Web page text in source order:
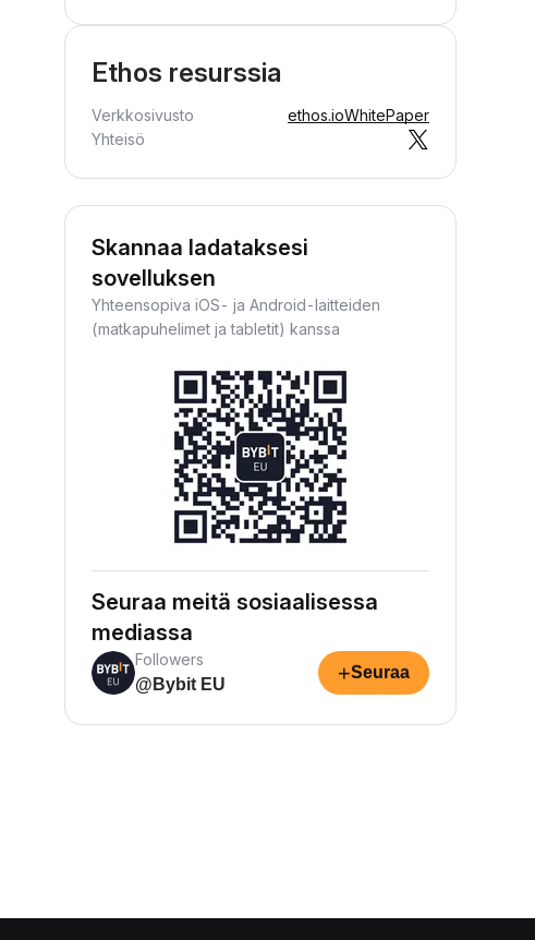
Ethos resurssia
Verkkosivusto ethos.ioWhitePaper
Yhteisö
Skannaa ladataksesi
sovelluksen
Yhteensopiva iOS- ja Android-laitteiden
(matkapuhelimet ja tabletit) kanssa
Seuraa meitä sosiaalisessa
mediassa
Followers
@Bybit EU
+Seuraa